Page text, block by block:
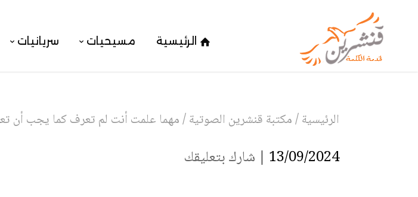
الرئيسية مسيحيات سريانيات
الرئيسية/مكتبة قنشرين الصوتية/مهما علمت أنت لم تعرف كما يجب أن
13/09/2024 | شارك بتعليقك